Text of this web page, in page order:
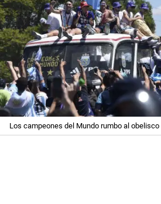
Los campeones del Mundo rumbo al obelisco